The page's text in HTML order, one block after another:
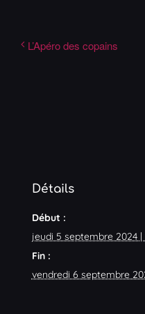
L’Apéro des copains
Détails
Début :
jeudi 5 septembre 2024 |
Fin :
vendredi 6 septembre